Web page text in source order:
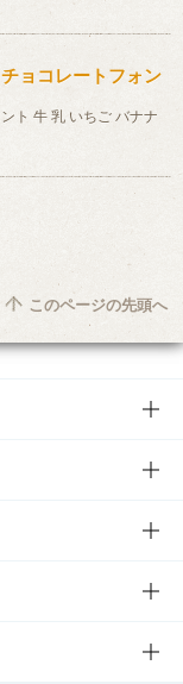
ョコレートフォン
ト 牛 乳 いちご バナナ
このページの先頭へ